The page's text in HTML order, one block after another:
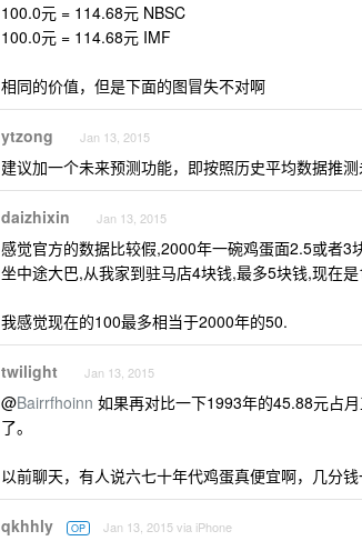
100.0元 = 114.68元 NBSC
100.0元 = 114.68元 IMF
相同的价值，但是下面的图冒失不对啊
ytzong Jan 13, 2015
建议加一个未来预测功能，即按照历史平均数据推
daizhixin Jan 13, 2015
感觉官方的数据比较假,2000年一碗鸡蛋面2.5或者3
坐中途大巴,从我家到驻马店4块钱,最多5块钱,现在
我感觉现在的100最多相当于2000年的50.
twilight Jan 13, 2015
@Bairrfhoinn 如果再对比一下1993年的45.88元占
了。
以前聊天，有人说六七十年代鸡蛋真便宜啊，几分
qkhhly OP Jan 13, 2015 via iPhone